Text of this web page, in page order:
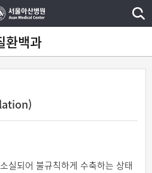
환백과
실되어 불규칙하게 수축하는 상태